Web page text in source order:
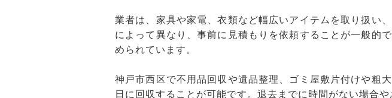
業者は、家具や家電、衣類など幅広いアイテムを取り扱い
によって異なり、事前に見積もりを依頼することが一般的
められています。
神戸市西区で不用品回収や遺品整理、ゴミ屋敷片付けや粗
日に回収することが可能です。退去までに時間がない場合